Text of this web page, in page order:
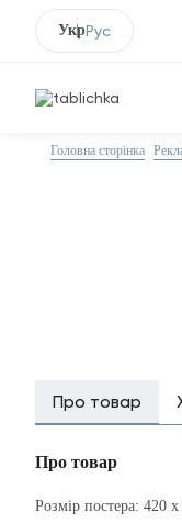
УкрРус
Головна сторінка
Про товар
Про товар
Розмір постера: 420